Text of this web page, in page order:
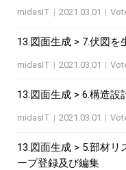
midasIT | 2021.03.01 |
13.図面生成 > 7.伏図を
midasIT | 2021.03.01 |
13.図面生成 > 6.構造
midasIT | 2021.03.01 |
13.図面生成 > 5.部材
ープ登録及び編集